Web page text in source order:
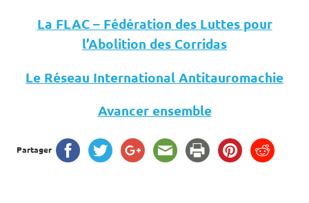
La FLAC – Fédération des Luttes pour
l’Abolition des Corridas
Le Réseau International Antitauromachie
Avancer ensemble
Partager